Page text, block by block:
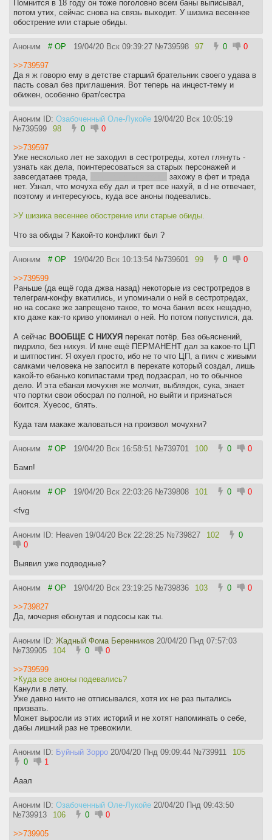
Помнится в 18 году он тоже поголовно всем баны выписывал,
потом утих, сейчас снова на связь выходит. У шизика весеннее
обострение или старые обиды.
Аноним # OP 19/04/20 Вск 09:39:27 №739598 97 0 0
>>739597
Да я ж говорю ему в детстве старший брательник своего удава в
пасть совал без приглашения. Вот теперь на инцест-тему и
обижен, особенно брат/сестра
Аноним ID: Озабоченный Оле-Лукойе 19/04/20 Вск 10:05:19
№739599 98 0 0
>>739597
Уже несколько лет не заходил в сестротреды, хотел глянуть -
узнать как дела, поинтересоваться за старых персонажей и
завсегдатаев треда,
захожу в фет и треда
нет. Узнал, что мочуха ебу дал и трет все нахуй, в d не отвечает,
поэтому и интересуюсь, куда все аноны подевались.
>У шизика весеннее обострение или старые обиды.
Что за обиды ? Какой-то конфликт был ?
Аноним # OP 19/04/20 Вск 10:13:54 №739601 99 0 0
>>739599
Раньше (да ещё года джва назад) некоторые из сестротредов в
телеграм-конфу вкатились, и упоминали о ней в сестротредах,
но на сосаке же запрещено такое, то моча банил всех нещадно,
кто даже как-то криво упоминал о ней. Но потом попустился, да.
А сейчас ВООБЩЕ С НИХУЯ перекат потёр. Без обьяснений,
пидрило, без нихуя. И мне ещё ПЕРМАНЕНТ дал за какое-то ЦП
и шитпостинг. Я охуел просто, ибо не то что ЦП, а пикч с живыми
самками человека не запоситл в перекате который создал, лишь
какой-то ебанько копипастами тред подзасрал, но то обычное
дело. И эта ебаная мочухня же молчит, выблядок, сука, знает
что портки свои обосрал по полной, но выйти и признаться
боится. Хуесос, блять.
Куда там макаке жаловаться на произвол мочухни?
Аноним # OP 19/04/20 Вск 16:58:51 №739701 100 0 0
Бамп!
Аноним # OP 19/04/20 Вск 22:03:26 №739808 101 0 0
<fvg
Аноним ID: Heaven 19/04/20 Вск 22:28:25 №739827 102
0
0
Выявил уже подводные?
Аноним # OP 19/04/20 Вск 23:19:25 №739836 103 0 0
>>739827
Да, мочерня ебонутая и подсосы как ты.
Аноним ID: Жадный Фома Беренников 20/04/20 Пнд 07:57:03
№739905 104 0 0
>>739599
>Куда все аноны подевались?
Канули в лету.
Уже давно никто не отписывался, хотя их не раз пытались
призвать.
Может выросли из этих историй и не хотят напоминать о себе,
дабы лишний раз не тревожили.
Аноним ID: Буйный Зорро 20/04/20 Пнд 09:09:44 №739911
105
0
1
Ааал
Аноним ID: Озабоченный Оле-Лукойе 20/04/20 Пнд 09:43:50
№739913 106 0 0
>>739905